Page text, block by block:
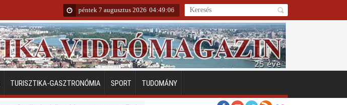
péntek 7 augusztus 2026 04:49:07
TURISZTIKA-GASZTRONÓMIA SPORT TUDOMÁNY